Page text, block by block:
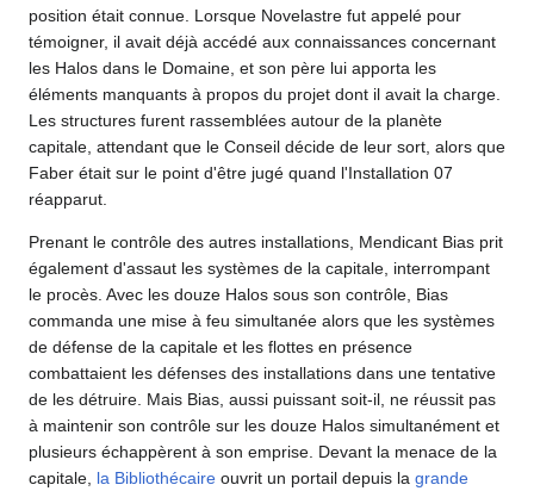
position était connue. Lorsque Novelastre fut appelé pour
témoigner, il avait déjà accédé aux connaissances concernant
les Halos dans le Domaine, et son père lui apporta les
éléments manquants à propos du projet dont il avait la charge.
Les structures furent rassemblées autour de la planète
capitale, attendant que le Conseil décide de leur sort, alors que
Faber était sur le point d'être jugé quand l'Installation 07
réapparut.
Prenant le contrôle des autres installations, Mendicant Bias prit
également d'assaut les systèmes de la capitale, interrompant
le procès. Avec les douze Halos sous son contrôle, Bias
commanda une mise à feu simultanée alors que les systèmes
de défense de la capitale et les flottes en présence
combattaient les défenses des installations dans une tentative
de les détruire. Mais Bias, aussi puissant soit-il, ne réussit pas
à maintenir son contrôle sur les douze Halos simultanément et
plusieurs échappèrent à son emprise. Devant la menace de la
capitale, la Bibliothécaire ouvrit un portail depuis la grande